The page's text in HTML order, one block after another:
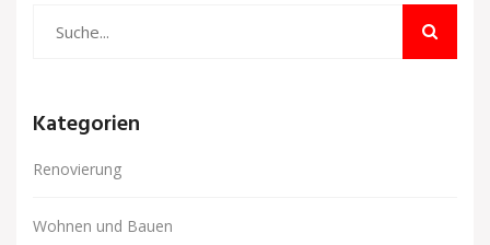
Kategorien
Renovierung
Wohnen und Bauen